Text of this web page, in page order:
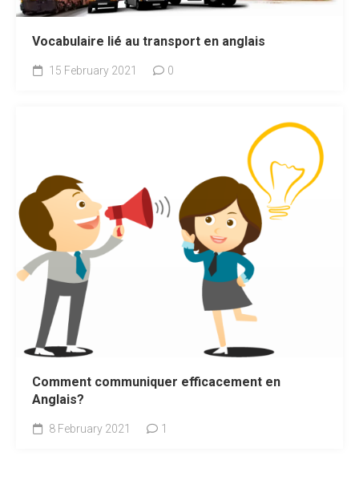
Vocabulaire lié au transport en anglais
15 February 2021 0
Comment communiquer efficacement en
Anglais?
8 February 2021 1